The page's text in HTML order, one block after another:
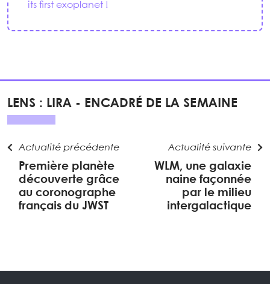
its first exoplanet !
LENS : LIRA - ENCADRÉ DE LA SEMAINE
Actualité précédente
Première planète
découverte grâce
au coronographe
français du JWST
Actualité suivante
WLM, une galaxie
naine façonnée
par le milieu
intergalactique